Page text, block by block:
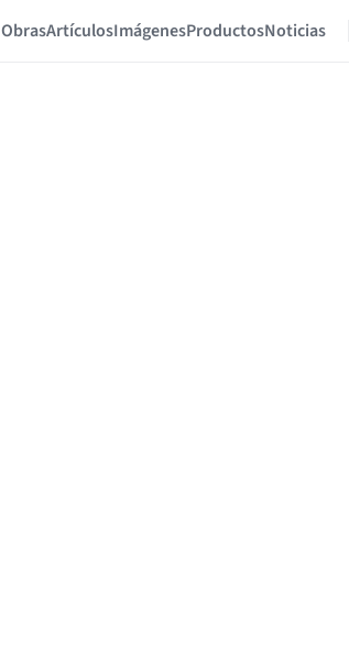
ObrasArtículosImágenesProductosNoticias